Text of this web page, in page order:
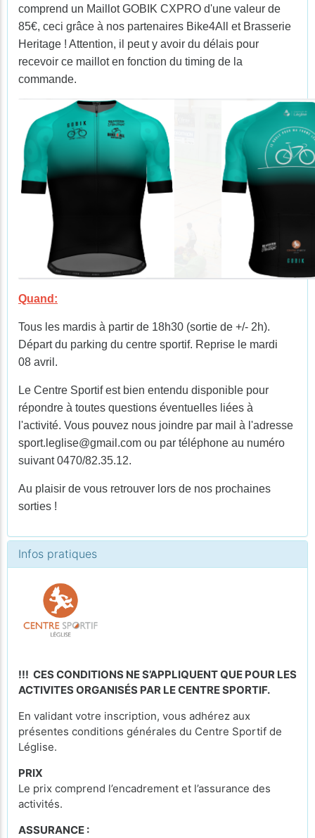
comprend un Maillot GOBIK CXPRO d'une valeur de
85€, ceci grâce à nos partenaires Bike4All et Brasserie
Heritage ! Attention, il peut y avoir du délais pour
recevoir ce maillot en fonction du timing de la
commande.
Quand:
Tous les mardis à partir de 18h30 (sortie de +/- 2h).
Départ du parking du centre sportif. Reprise le mardi
08 avril.
Le Centre Sportif est bien entendu disponible pour
répondre à toutes questions éventuelles liées à
l'activité. Vous pouvez nous joindre par mail à l'adresse
sport.leglise@gmail.com ou par téléphone au numéro
suivant 0470/82.35.12.
Au plaisir de vous retrouver lors de nos prochaines
sorties !
Infos pratiques
!!! CES CONDITIONS NE S’APPLIQUENT QUE POUR LES
ACTIVITES ORGANISÉS PAR LE CENTRE SPORTIF.
En validant votre inscription, vous adhérez aux
présentes conditions générales du Centre Sportif de
Léglise.
PRIX
Le prix comprend l’encadrement et l’assurance des
activités.
ASSURANCE :